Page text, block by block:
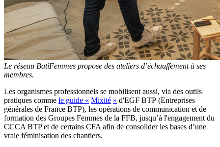
Le réseau BatiFemmes propose des ateliers d’échauffement à ses
membres.
Les organismes professionnels se mobilisent aussi, via des outils
pratiques comme le guide « Mixité » d'EGF BTP (Entreprises
générales de France BTP), les opérations de communication et de
formation des Groupes Femmes de la FFB, jusqu’à l'engagement du
CCCA BTP et de certains CFA afin de consolider les bases d’une
vraie féminisation des chantiers.